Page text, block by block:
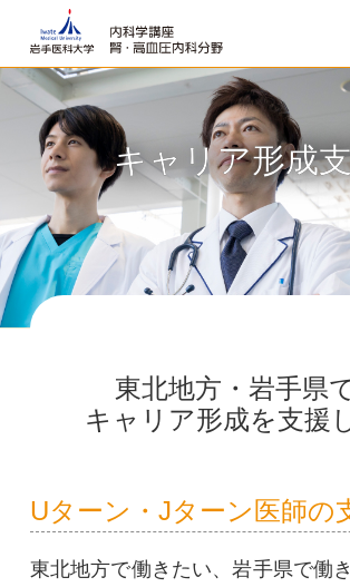
キャリア形成
東北地方・岩手県
キャリア形成を支援
Uターン・Jターン医師の
東北地方で働きたい、岩手県で働